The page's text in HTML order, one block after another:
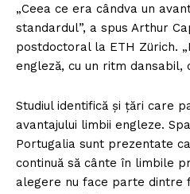
„Ceea ce era cândva un
standardul”, a spus Arthur
postdoctoral la ETH Zürich.
engleză, cu un ritm dansabil,
Studiul identifică și țări care
avantajului limbii engleze.
Portugalia sunt prezentate
continuă să cânte în limbile
alegere nu face parte dintre